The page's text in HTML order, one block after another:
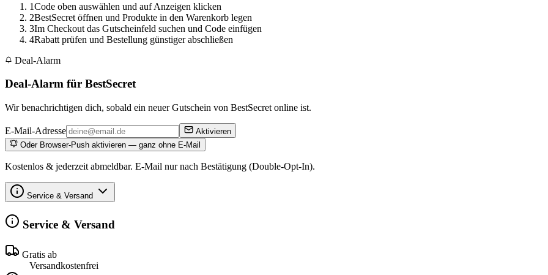
1Code oben auswählen und auf Anzeigen klicken
2BestSecret öffnen und Produkte in den Warenkorb legen
3Im Checkout das Gutscheinfeld suchen und Code einfügen
4Rabatt prüfen und Bestellung günstiger abschließen
Deal-Alarm
Deal-Alarm für BestSecret
Wir benachrichtigen dich, sobald ein neuer Gutschein von BestSecret online ist.
E-Mail-Adresse
Aktivieren
Oder Browser-Push aktivieren — ganz ohne E-Mail
Kostenlos & jederzeit abmeldbar. E-Mail nur nach Bestätigung (Double-Opt-In).
Service & Versand
Service & Versand
Gratis ab
Versandkostenfrei